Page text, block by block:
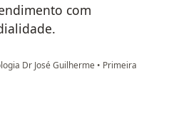
com
Dr José Guilherme • Primeira
Bomfim